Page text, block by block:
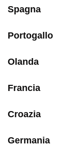
Spagna
Portogallo
Olanda
Francia
Croazia
Germania